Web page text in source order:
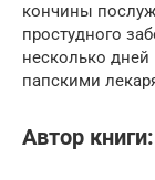
кончины
простудного
несколько дней
папскими
Автор